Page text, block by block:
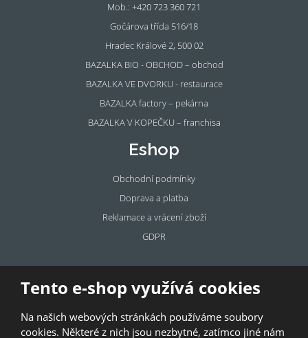
Tento e-shop využívá cookies
Na našich webových stránkách používáme soubory
cookies. Některé z nich jsou nezbytné, zatímco jiné nám
Mob.: +420 723 360 721
Gočárova třída 516/18
Hradec Králové 2, 500 02
BAZALKA BIO - OBCHOD – obchod
BAZALKA VE DVORKU - restaurace
BAZALKA factory – pekárna
BAZALKA V KOPEČKU – franchisa
Eshop
Obchodní podmínky
Doprava a platba
Reklamace a vrácení zboží
GDPR
Pronájem
prostor
Pronajměte si prostory u BAZALKY!